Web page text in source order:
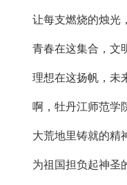
让每支燃烧的烛光
青春在这集合，文
理想在这扬帆，未
啊，牡丹江师范学
大荒地里铸就的精
为祖国担负起神圣